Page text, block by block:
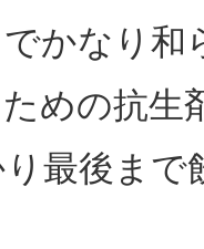
かなり和
めの抗生
最後まで